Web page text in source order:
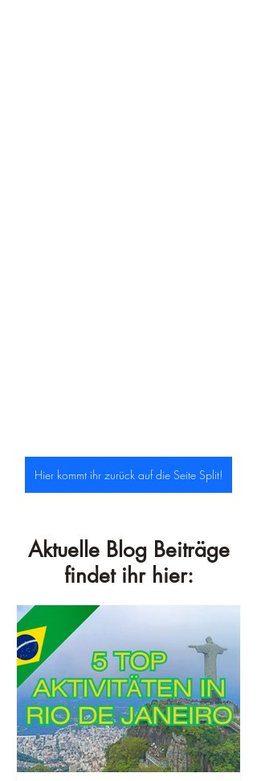
Hier kommt ihr zurück auf die Seite Split!
Aktuelle Blog Beiträge
findet ihr hier: